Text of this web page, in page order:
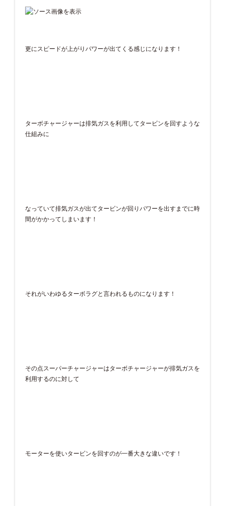
更にスピードが上がりパワーが出てくる感じになります！
ターボチャージャーは排気ガスを利用してタービンを回すような
仕組みに
なっていて排気ガスが出てタービンが回りパワーを出すまでに時
間がかかってしまいます！
それがいわゆるターボラグと言われるものになります！
その点スーパーチャージャーはターボチャージャーが排気ガスを
利用するのに対して
モーターを使いタービンを回すのが一番大きな違いです！